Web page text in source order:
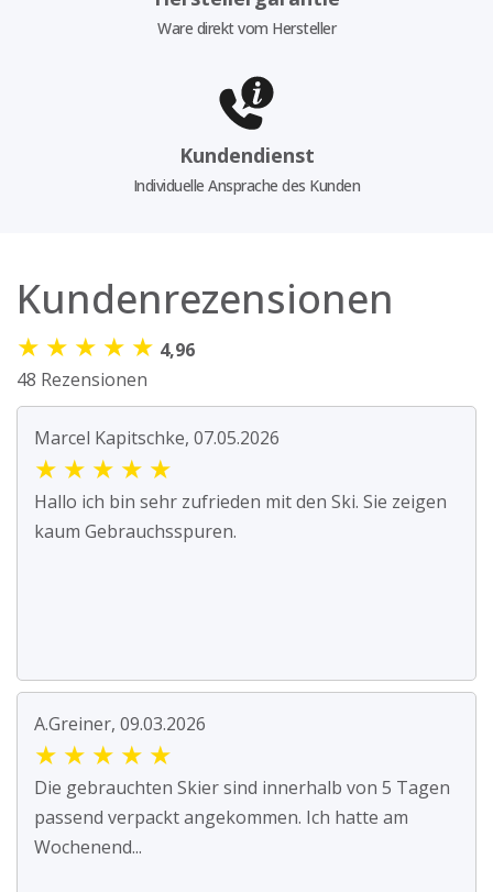
Ware direkt vom Hersteller
Kundendienst
Individuelle Ansprache des Kunden
Kundenrezensionen
★ ★ ★ ★ ★ 4,96
48 Rezensionen
Marcel Kapitschke, 07.05.2026
★ ★ ★ ★ ★
Hallo ich bin sehr zufrieden mit den Ski. Sie zeigen
kaum Gebrauchsspuren.
A.Greiner, 09.03.2026
★ ★ ★ ★ ★
Die gebrauchten Skier sind innerhalb von 5 Tagen
passend verpackt angekommen. Ich hatte am
Wochenend...